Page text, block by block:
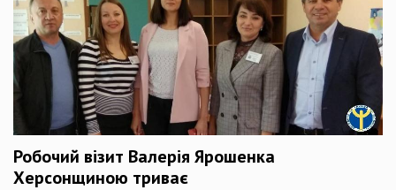
Робочий візит Валерія Ярошенка
Херсонщиною триває